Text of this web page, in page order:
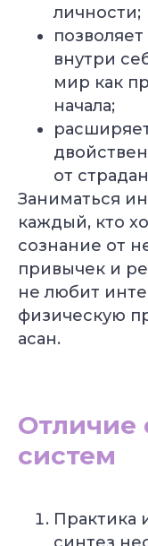
личности;
внутри
мир как
начала;
от
Заниматься
каждый, кто
сознание от
привычек и
не любит
физическую
асан.
Отличие
систем
Практика
под уровень
с экспертом
Грант на
Александр
Основатель Академии
10+ лет опыта
за